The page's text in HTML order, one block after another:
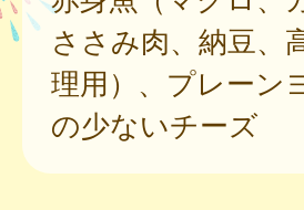
ささみ肉、納豆、
理用）、プレーン
の少ないチーズ